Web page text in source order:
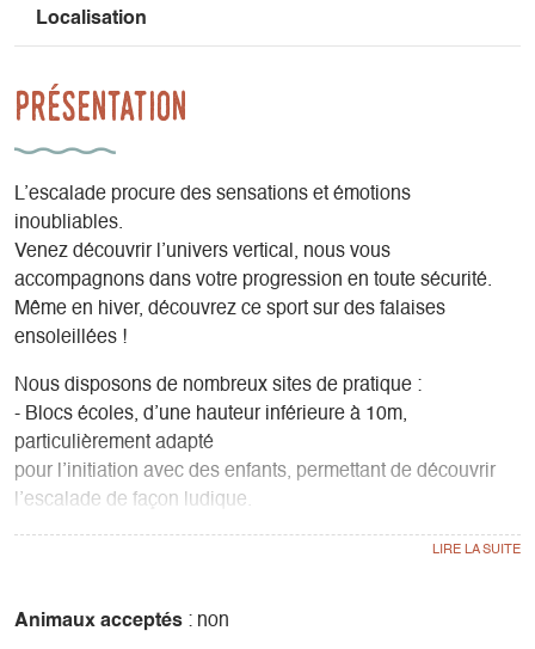
Localisation
Présentation
L’escalade procure des sensations et émotions
inoubliables.
Venez découvrir l’univers vertical, nous vous
accompagnons dans votre progression en toute sécurité.
Même en hiver, découvrez ce sport sur des falaises
ensoleillées !
Nous disposons de nombreux sites de pratique :
- Blocs écoles, d’une hauteur inférieure à 10m,
particulièrement adapté
pour l’initiation avec des enfants, permettant de découvrir
l’escalade de façon ludique.
- Falaises écoles, d’une hauteur comprise entre 15 et 30 m,
Animaux acceptés : non